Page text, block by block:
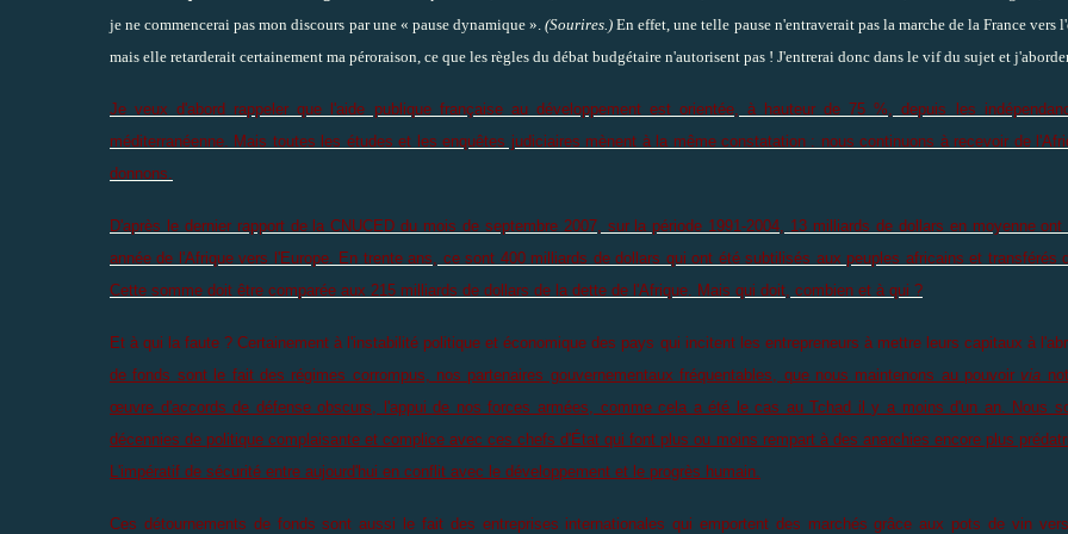
je ne commencerai pas mon discours par une « pause dynamique ».(Sourires.) En effet, une telle pause n'entraverait pas la marche de la France
mais elle retarderait certainement ma péroraison, ce que les règles du débat budgétaire n'autorisent pas ! J'entrerai donc dans le vif du sujet et
Je veux d'abord rappeler que l'aide publique française au développement est orientée, à hauteur de 75 %, depuis les
méditerranéenne. Mais toutes les études et les enquêtes judiciaires mènent à la même constatation : nous continuons à recevoir de
donnons.
D'après le dernier rapport de la CNUCED du mois de septembre 2007, sur la période 1991-2004, 13 milliards de dollars en moyenne
année de l'Afrique vers l'Europe. En trente ans, ce sont 400 milliards de dollars qui ont été subtilisés aux peuples africains et transférés
Cette somme doit être comparée aux 215 milliards de dollars de la dette de l'Afrique. Mais qui doit, combien et à qui ?
Et à qui la faute ? Certainement à l'instabilité politique et économique des pays qui incitent les entrepreneurs à mettre leurs capitaux à
de fonds sont le fait des régimes corrompus, nos partenaires gouvernementaux fréquentables, que nous maintenons au pouvoir via
œuvre d'accords de défense obscurs, l'appui de nos forces armées, comme cela a été le cas au Tchad il y a moins d'un an. Nous
décennies de politique complaisante et complice avec ces chefs d'État qui font plus ou moins rempart à des anarchies encore plus
L'impératif de sécurité entre aujourd'hui en conflit avec le développement et le progrès humain.
Ces détournements de fonds sont aussi le fait des entreprises internationales qui emportent des marchés grâce aux pots de vin